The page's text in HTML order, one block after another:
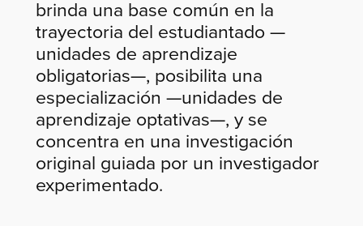
brinda una base común en la
trayectoria del estudiantado —
unidades de aprendizaje
obligatorias—, posibilita una
especialización —unidades de
aprendizaje optativas—, y se
concentra en una investigación
original guiada por un investigador
experimentado.